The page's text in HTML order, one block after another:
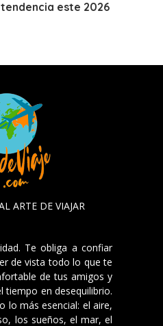
este 2026
ARTE DE VIAJAR
Te obliga a confiar
de vista todo lo que te
de tus amigos y
tiempo en desequilibrio.
lo más esencial: el aire,
los sueños, el mar, el